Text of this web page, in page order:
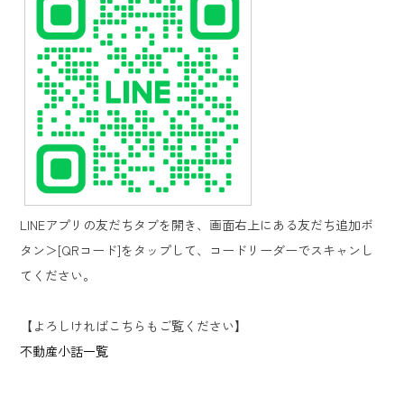
LINEアプリの友だちタブを開き、画面右上にある友だち追加ボ
タン＞[QRコード]を タップして、コードリーダーでスキャンし
てください。
【よろしければこちらもご覧ください】
不動産小話一覧